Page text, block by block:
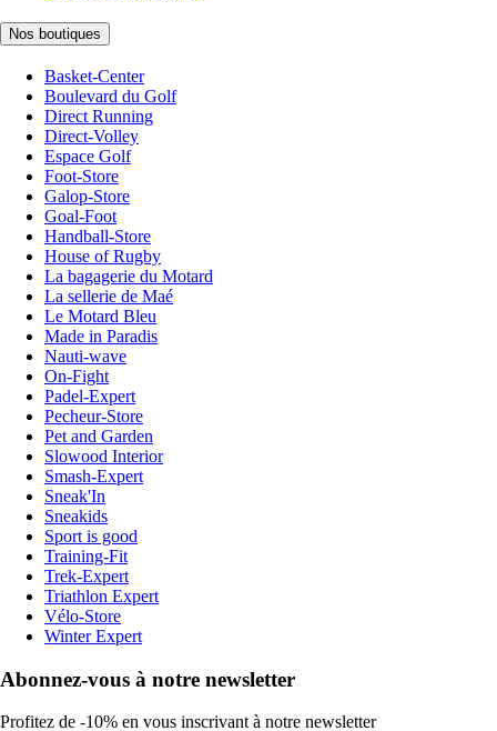
Nos boutiques
Basket-Center
Boulevard du Golf
Direct Running
Direct-Volley
Espace Golf
Foot-Store
Galop-Store
Goal-Foot
Handball-Store
House of Rugby
La bagagerie du Motard
La sellerie de Maé
Le Motard Bleu
Made in Paradis
Nauti-wave
On-Fight
Padel-Expert
Pecheur-Store
Pet and Garden
Slowood Interior
Smash-Expert
Sneak'In
Sneakids
Sport is good
Training-Fit
Trek-Expert
Triathlon Expert
Vélo-Store
Winter Expert
Abonnez-vous à notre newsletter
Profitez de -10% en vous inscrivant à notre newsletter